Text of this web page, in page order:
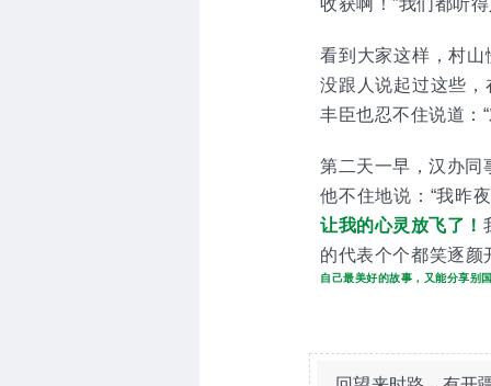
看到大家这样，村
没跟人说起过这些
丰臣也忍不住说道：
第二天一早，汉办同
他不住地说：“我昨
让我的心灵放飞了！
的代表个个都笑逐
自己最美好的故事，又能分享别